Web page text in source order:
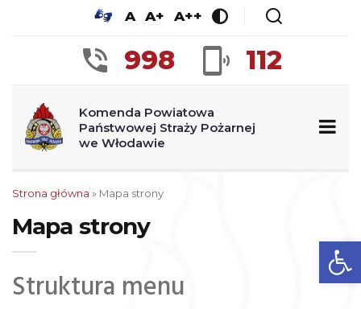
A A+ A++
998 112
Komenda Powiatowa
Państwowej Straży Pożarnej
we Włodawie
Strona główna » Mapa strony
Mapa strony
Struktura menu